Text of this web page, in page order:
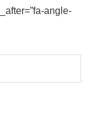
angle-